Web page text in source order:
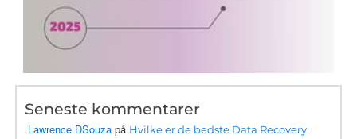
Seneste kommentarer
Lawrence DSouza på Hvilke er de bedste Data Recovery